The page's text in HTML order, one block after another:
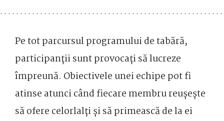
Pe tot parcursul programului de tabără,
participanții sunt provocați să lucreze
împreună. Obiectivele unei echipe pot fi
atinse atunci când fiecare membru reușește
să ofere celorlalți și să primească de la ei